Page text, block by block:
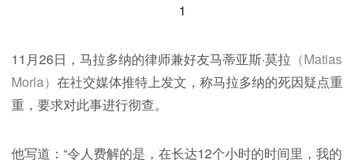
1
11月26日，马拉多纳的律师兼好友马蒂亚斯·莫拉 （Matias
Morla） 在社交媒体推特上发文，称马拉多纳的死因疑点重
重，要求对此事进行彻查。
他写道：“令人费解的是，在长达12个小时的时间里，我的